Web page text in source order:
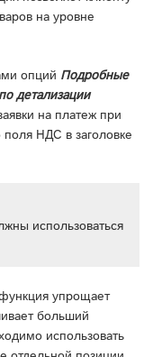
на уровне
опций Подробные
детализации
на платеж при
НДС в заголовке
использоваться
упрощает
больший
использовать